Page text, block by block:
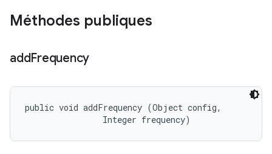
Méthodes publiques
addFrequency
public void addFrequency (Object config,
                Integer frequency)